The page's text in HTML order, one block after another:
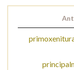
BUSCAR NO
Nos exemplos